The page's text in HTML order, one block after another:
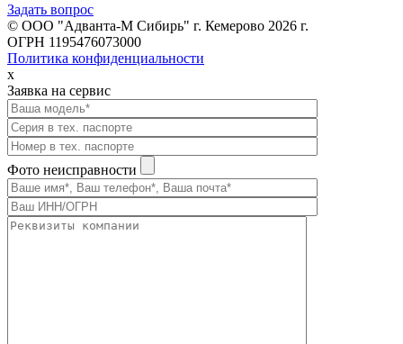
Задать вопрос
© ООО "Адванта-М Сибирь" г. Кемерово 2026 г.
ОГРН 1195476073000
Политика конфиденциальности
x
Заявка на сервис
Фото неисправности